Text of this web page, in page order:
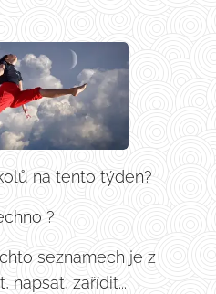
na tento týden?
?
seznamech je z
napsat, zařídit...